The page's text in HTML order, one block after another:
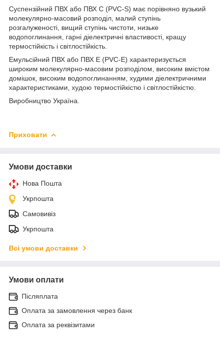
Суспензійний ПВХ або ПВХ С (PVC-S) має порівняно вузький
молекулярно-масовий розподіл, малий ступінь
розгалуженості, вищий ступінь чистоти, низьке
водопоглинання, гарні діелектричні властивості, кращу
термостійкість і світлостійкість.
Емульсійний ПВХ або ПВХ Е (PVC-E) характеризується
широким молекулярно-масовим розподілом, високим вмістом
домішок, високим водопоглинанням, худими діелектричними
характеристиками, худою термостійкістю і світлостійкістю.
Виробництво Україна.
Приховати
Умови доставки
Нова Пошта
Укрпошта
Самовивіз
Укрпошта
Всі умови доставки
Умови оплати
Післяплата
Оплата за замовлення через банк
Оплата за реквізитами